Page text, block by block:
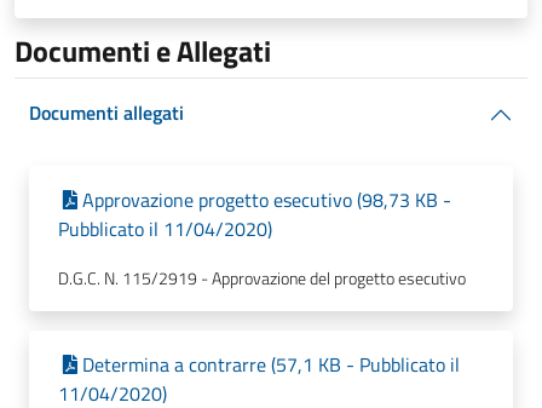
Documenti e Allegati
Documenti allegati
Approvazione progetto esecutivo (98,73 KB -
Pubblicato il 11/04/2020)
D.G.C. N. 115/2919 - Approvazione del progetto esecutivo
Determina a contrarre (57,1 KB - Pubblicato il
11/04/2020)